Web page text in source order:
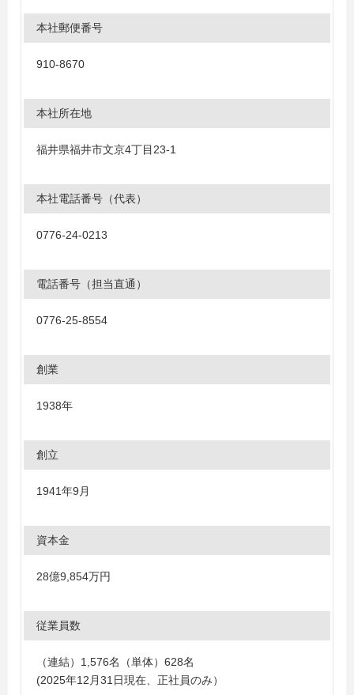
本社郵便番号
910-8670
本社所在地
福井県福井市文京4丁目23-1
本社電話番号（代表）
0776-24-0213
電話番号（担当直通）
0776‐25‐8554
創業
1938年
創立
1941年9月
資本金
28億9,854万円
従業員数
（連結）1,576名（単体）628名
(2025年12月31日現在、正社員のみ）